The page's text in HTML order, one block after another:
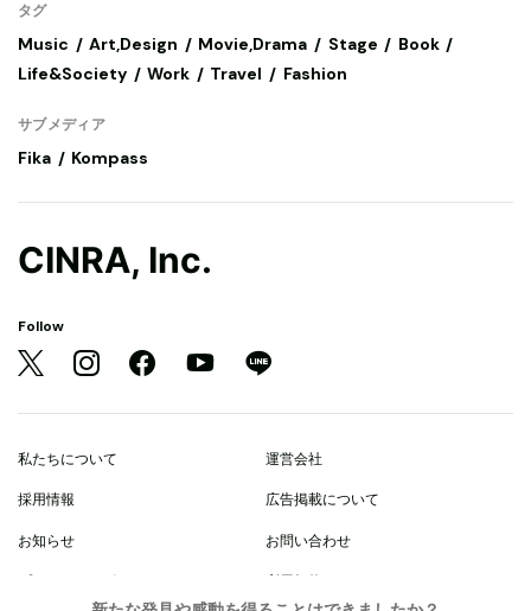
タグ
Music Art,Design Movie,Drama Stage
Book
Life&Society
Work Travel Fashion
サブメディア
Fika Kompass
CINRA, Inc.
Follow
私たちについて 運営会社
採用情報 広告掲載について
お知らせ お問い合わせ
プライバシーポリシー 利用規約